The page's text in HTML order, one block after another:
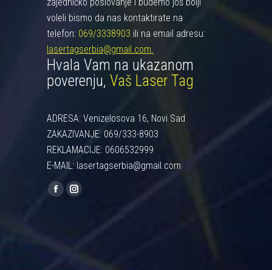
voleli bismo da nas kontaktirate na
telefon: 069/3338903 ili na email adresu:
lasertagserbia@gmail.com.
Hvala Vam na ukazanom
poverenju, Vaš Laser Tag
ADRESA: Venizelosova 16, Novi Sad
ZAKAZIVANJE: 069/333-8903
REKLAMACIJE: 0606532999
E-MAIL: lasertagserbia@gmail.com
Find us on:
FacebookInstagram